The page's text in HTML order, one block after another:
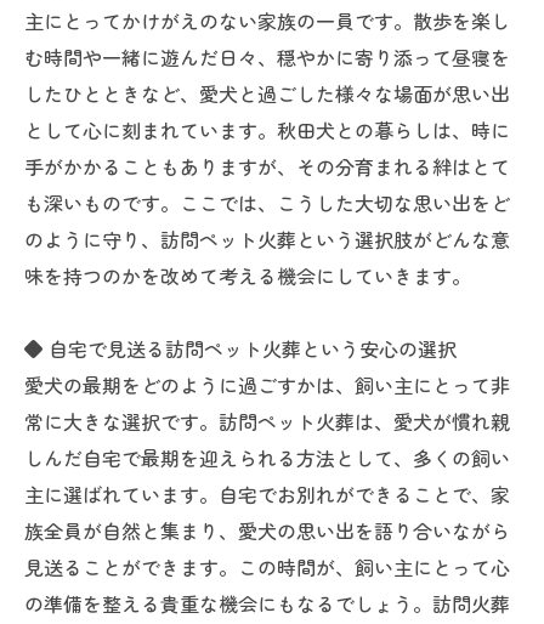
主にとってかけがえのない家族の一員です。散歩を楽し
む時間や一緒に遊んだ日々、穏やかに寄り添って昼寝を
したひとときなど、愛犬と過ごした様々な場面が思い出
として心に刻まれています。秋田犬との暮らしは、時に
手がかかることもありますが、その分育まれる絆はとて
も深いものです。ここでは、こうした大切な思い出をど
のように守り、訪問ペット火葬という選択肢がどんな意
味を持つのかを改めて考える機会にしていきます。
◆ 自宅で見送る訪問ペット火葬という安心の選択
愛犬の最期をどのように過ごすかは、飼い主にとって非
常に大きな選択です。訪問ペット火葬は、愛犬が慣れ親
しんだ自宅で最期を迎えられる方法として、多くの飼い
主に選ばれています。自宅でお別れができることで、家
族全員が自然と集まり、愛犬の思い出を語り合いながら
見送ることができます。この時間が、飼い主にとって心
の準備を整える貴重な機会にもなるでしょう。訪問火葬